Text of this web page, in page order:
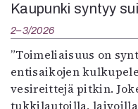
Kaupunki syntyy
2–3/2026
”Toimeliaisuus on
entisaikojen
vesireittejä pitkin.
tukkilautoilla,